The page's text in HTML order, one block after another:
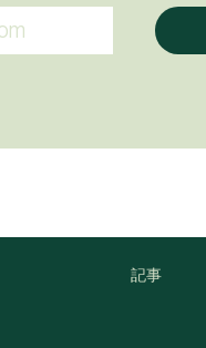
記事